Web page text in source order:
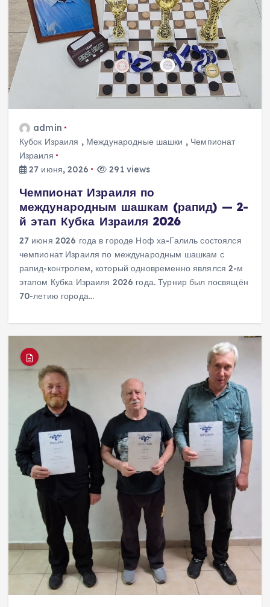
admin
Кубок Израиля , Международные шашки , Чемпионат
Израиля
27 июня, 2026
291 views
Чемпионат Израиля по
международным шашкам (рапид) — 2-
й этап Кубка Израиля 2026
27 июня 2026 года в городе Ноф ха-Галиль состоялся
чемпионат Израиля по международным шашкам с
рапид-контролем, который одновременно являлся 2-м
этапом Кубка Израиля 2026 года. Турнир был посвящён
70-летию города…